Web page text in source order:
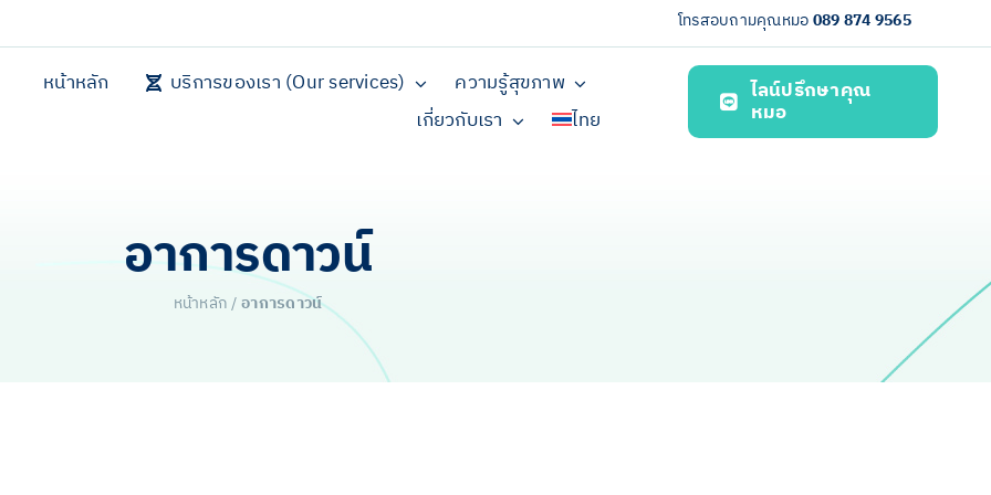
โทรสอบถามคุณหมอ089 874 9565
หน้าหลัก บริการของเรา (Our services)
ความรู้สุขภาพ
เกี่ยวกับเรา
ไทย
ไลน์ปรึกษาคุณ
หมอ
อาการดาวน์
หน้าหลัก/อาการดาวน์